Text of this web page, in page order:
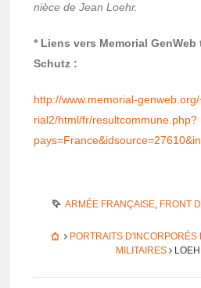
nièce de Jean Loehr.
* Liens vers Memo­rial GenWeb
Schutz :
http://www.memo­rial-
rial2/html/fr/result­com­mune.php?
ARMÉE FRANÇAISE, FRONT
PORTRAITS
MILITAIRES